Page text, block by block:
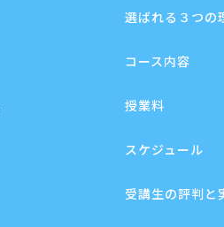
選ばれる３つの
コース内容
授業料
スケジュール
受講生の評判と